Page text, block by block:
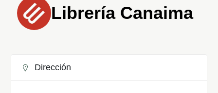
Librería Canaima
Dirección